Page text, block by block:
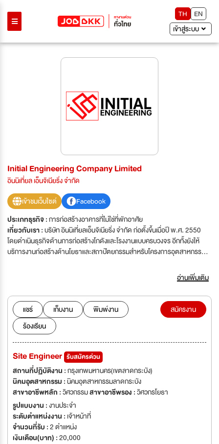
TH
EN
เข้าสู่ระบบ
Initial Engineering Company Limited
อินนิเที่ยล เอ็นจิเนียริ่ง จำกัด
เข้าชมเว็บไซต์
Facebook
ประเภทธุรกิจ :การก่อสร้างอาคารที่ไม่ใช่ที่พักอาศัย
เกี่ยวกับเรา :บริษัท อินนิเที่ยลเอ็นจิเนียริ่ง จำกัด ก่อตั้งขึ้นเมื่อปี พ.ศ. 2550
โดยดำเนินธุรกิจด้านการก่อสร้างโกดังและโรงงานแบบครบวงจร อีกทั้งยังให้
บริการงานก่อสร้างด้านโยธาและสถาปัตยกรรมสำหรับโครงการอุตสาหกรรม
คุณภาพและมาตรฐานงานโครงการก่อสร้างระดับกลาง พร้อมเปิดโอกาสให้
บุคลากรได้พัฒนาศักยภาพ และเติบโตไปพร้อมกับองค์กรอย่างมั่นคง
อ่านเพิ่มเติม
แชร์ เก็บงาน
พิมพ์งาน
ร้องเรียน
สมัครงาน
Site Engineer รับสมัครด่วน
สถานที่ปฏิบัติงาน :กรุงเทพมหานคร(เขตลาดกระบัง)
นิคมอุตสาหกรรม :นิคมอุตสาหกรรมลาดกระบัง
สาขาอาชีพหลัก :วิศวกรรมสาขาอาชีพรอง :วิศวกรโยธา
รูปแบบงาน :งานประจำ
ระดับตำแหน่งงาน : เจ้าหน้าที่
จำนวนที่รับ :2 ตำแหน่ง
เงินเดือน(บาท) :20,000